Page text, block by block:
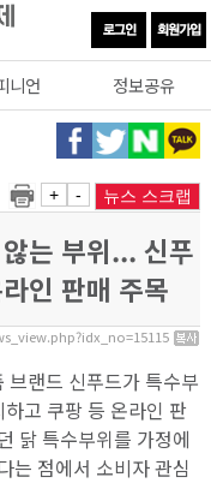
니언 정보공유
+ - 뉴스 스크랩
는 부위... 신푸
인 판매 주목
브랜드 신푸드가 특수부
하고 쿠팡 등 온라인 판
닭 특수부위를 가정에
는 점에서 소비자 관심